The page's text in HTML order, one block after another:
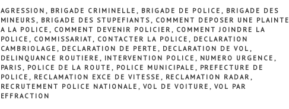
ÉTIQUETTES
AGRESSION , BRIGADE CRIMINELLE , BRIGADE DE POLICE , BRIGADE DES
MINEURS, BRIGADE DES STUPEFIANTS, COMMENT DEPOSER UNE PLAINTE
A LA POLICE , COMMENT DEVENIR POLICIER , COMMENT JOINDRE LA
POLICE , COMMISSARIAT, CONTACTER LA POLICE , DECLARATION
CAMBRIOLAGE , DECLARATION DE PERTE , DECLARATION DE VOL ,
DELINQUANCE ROUTIERE , INTERVENTION POLICE , NUMERO URGENCE ,
PARIS, POLICE DE LA ROUTE , POLICE MUNICIPALE , PREFECTURE DE
POLICE , RECLAMATION EXCE DE VITESSE , RECLAMATION RADAR ,
RECRUTEMENT POLICE NATIONALE , VOL DE VOITURE , VOL PAR
EFFRACTION